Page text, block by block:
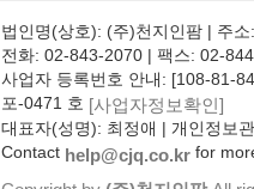
법인명(상호): (주)천지인팜 | 주
전화: 02-843-2070 | 팩스: 02-
사업자 등록번호 안내: [108-81-
포-0471 호 [사업자정보확인]
대표자(성명): 최정애 | 개인정보
Contact help@cjq.co.kr for